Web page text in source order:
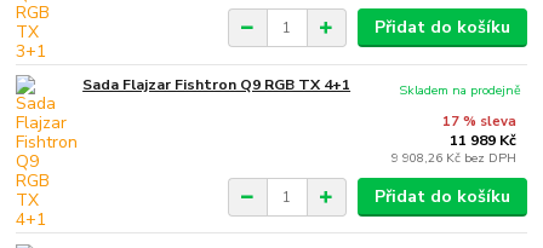
Přidat do košíku
Sada Flajzar Fishtron Q9 RGB TX 4+1
17 % sleva
11 989 Kč
9 908,26 Kč bez DPH
Skladem na prodejně
Přidat do košíku